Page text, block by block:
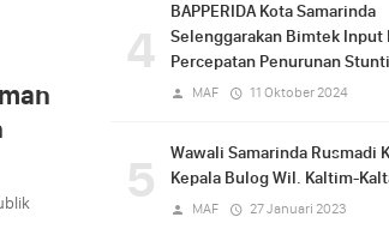
4
BAPPERIDA Kota Samarinda
Selenggarakan Bimtek Input
Percepatan Penurunan
MAF 11 Oktober 2024
5
Wawali Samarinda Rusmadi
Kepala Bulog Wil. Kaltim-
MAF 27 Januari 2023